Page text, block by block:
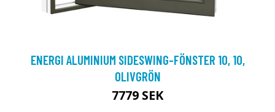
ENERGI ALUMINIUM SIDESWING-FÖNSTER 10, 10,
OLIVGRÖN
7779 SEK